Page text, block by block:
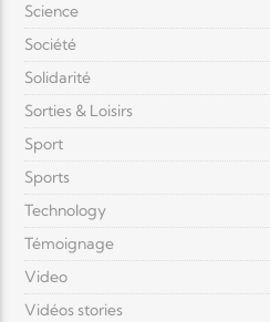
Science
Société
Solidarité
Sorties & Loisirs
Sport
Sports
Technology
Témoignage
Video
Vidéos stories